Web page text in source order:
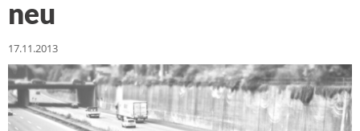
neu
17.11.2013